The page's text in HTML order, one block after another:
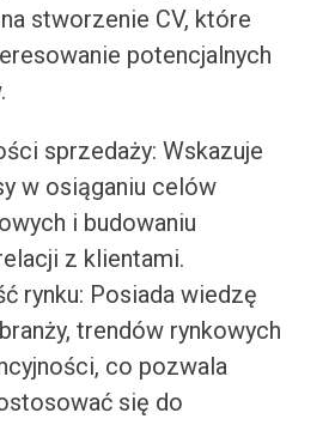
stworzenie CV, które
potencjalnych
sprzedaży: Wskazuje
w osiąganiu celów
i budowaniu
z klientami.
rynku: Posiada wiedzę
trendów rynkowych
co pozwala
się do